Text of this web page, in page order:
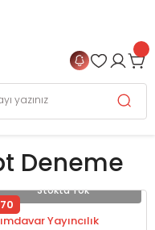
Deneme
Stokta Yok
Yayıncılık